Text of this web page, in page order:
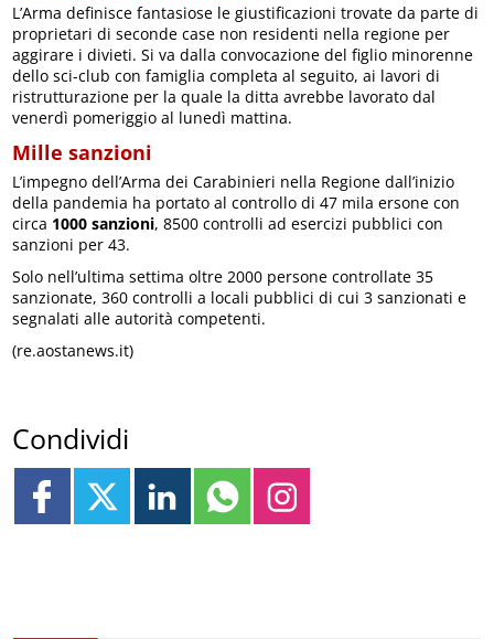
L’Arma definisce fantasiose le giustificazioni trovate da parte di
proprietari di seconde case non residenti nella regione per
aggirare i divieti. Si va dalla convocazione del figlio minorenne
dello sci-club con famiglia completa al seguito, ai lavori di
ristrutturazione per la quale la ditta avrebbe lavorato dal
venerdì pomeriggio al lunedì mattina.
Mille sanzioni
L’impegno dell’Arma dei Carabinieri nella Regione dall’inizio
della pandemia ha portato al controllo di 47 mila ersone con
circa 1000 sanzioni, 8500 controlli ad esercizi pubblici con
sanzioni per 43.
Solo nell’ultima settima oltre 2000 persone controllate 35
sanzionate, 360 controlli a locali pubblici di cui 3 sanzionati e
segnalati alle autorità competenti.
(re.aostanews.it)
Condividi